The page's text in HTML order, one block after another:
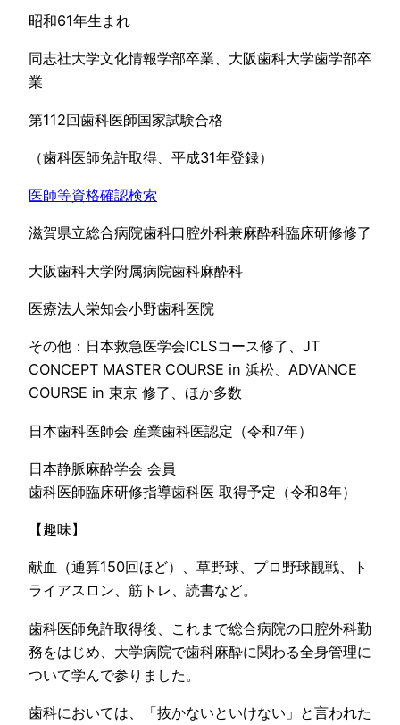
昭和61年生まれ
同志社大学文化情報学部卒業、大阪歯科大学歯学部卒
業
第112回歯科医師国家試験合格
（歯科医師免許取得、平成31年登録）
医師等資格確認検索
滋賀県立総合病院歯科口腔外科兼麻酔科臨床研修修了
大阪歯科大学附属病院歯科麻酔科
医療法人栄知会小野歯科医院
その他：日本救急医学会ICLSコース修了、JT
CONCEPT MASTER COURSE in 浜松、ADVANCE
COURSE in 東京 修了、ほか多数
日本歯科医師会 産業歯科医認定（令和7年）
日本静脈麻酔学会 会員
歯科医師臨床研修指導歯科医 取得予定（令和8年）
【趣味】
献血（通算150回ほど）、草野球、プロ野球観戦、ト
ライアスロン、筋トレ、読書など。
歯科医師免許取得後、これまで総合病院の口腔外科勤
務をはじめ、大学病院で歯科麻酔に関わる全身管理に
ついて学んで参りました。
歯科においては、「抜かないといけない」と言われた